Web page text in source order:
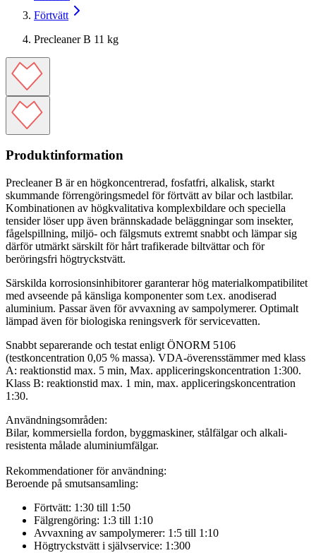
Förtvätt
Precleaner B 11 kg
Produktinformation
Precleaner B är en högkoncentrerad, fosfatfri, alkalisk, starkt
skummande förrengöringsmedel för förtvätt av bilar och lastbilar.
Kombinationen av högkvalitativa komplexbildare och speciella
tensider löser upp även brännskadade beläggningar som insekter,
fågelspillning, miljö- och fälgsmuts extremt snabbt och lämpar sig
därför utmärkt särskilt för hårt trafikerade biltvättar och för
beröringsfri högtryckstvätt.
Särskilda korrosionsinhibitorer garanterar hög materialkompatibilitet
med avseende på känsliga komponenter som t.ex. anodiserad
aluminium. Passar även för avvaxning av sampolymerer. Optimalt
lämpad även för biologiska reningsverk för servicevatten.
Snabbt separerande och testat enligt ÖNORM 5106
(testkoncentration 0,05 % massa). VDA-överensstämmer med klass
A: reaktionstid max. 5 min, Max. appliceringskoncentration 1:300.
Klass B: reaktionstid max. 1 min, max. appliceringskoncentration
1:30.
Användningsområden:
Bilar, kommersiella fordon, byggmaskiner, stålfälgar och alkali-
resistenta målade aluminiumfälgar.
Rekommendationer för användning:
Beroende på smutsansamling:
Förtvätt: 1:30 till 1:50
Fälgrengöring: 1:3 till 1:10
Avvaxning av sampolymerer: 1:5 till 1:10
Högtryckstvätt i självservice: 1:300